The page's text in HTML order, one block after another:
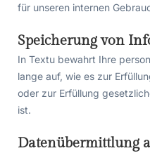
für unseren internen
Speicherung von
In Textu bewahrt Ihre
lange auf, wie es zur
oder zur Erfüllung
ist.
Datenübermittlung